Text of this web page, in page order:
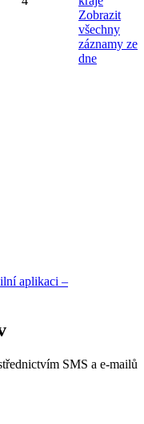
Zobrazit
všechny
záznamy ze
dne
aplikaci –
SMS a e-mailů